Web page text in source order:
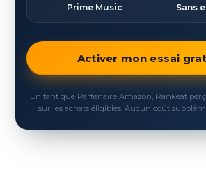
Prime Music Sans
Activer mon essai
En tant que Partenaire Amazon, Rankeat
sur les achats éligibles. Aucun coût